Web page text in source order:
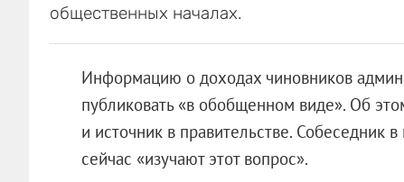
общественных началах.
Информацию о доходах чиновников
публиковать «в обобщенном виде». Об
и источник в правительстве. Собеседник
сейчас «изучают этот вопрос».